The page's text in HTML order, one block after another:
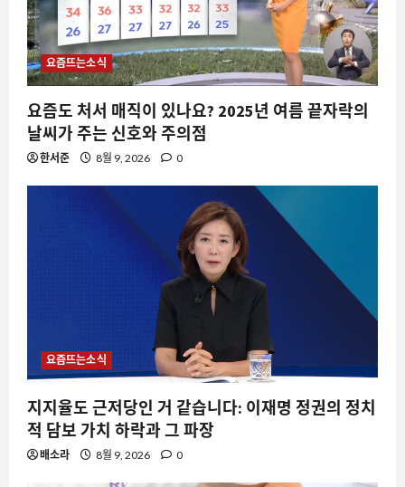
요즘뜨는소식
요즘도 처서 매직이 있나요? 2025년 여름 끝자락의
날씨가 주는 신호와 주의점
한서준 8월 9, 2026 0
요즘뜨는소식
지지율도 근저당인 거 같습니다: 이재명 정권의 정치
적 담보 가치 하락과 그 파장
배소라 8월 9, 2026 0